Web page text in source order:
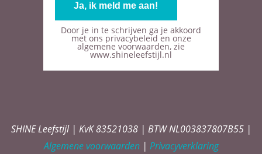
Door je in te schrijven ga je akkoord
met ons privacybeleid en onze
algemene voorwaarden, zie
www.shineleefstijl.nl
SHINE Leefstijl | KvK 83521038 | BTW NL003837807B55 |
Algemene voorwaarden | Privacyverklaring